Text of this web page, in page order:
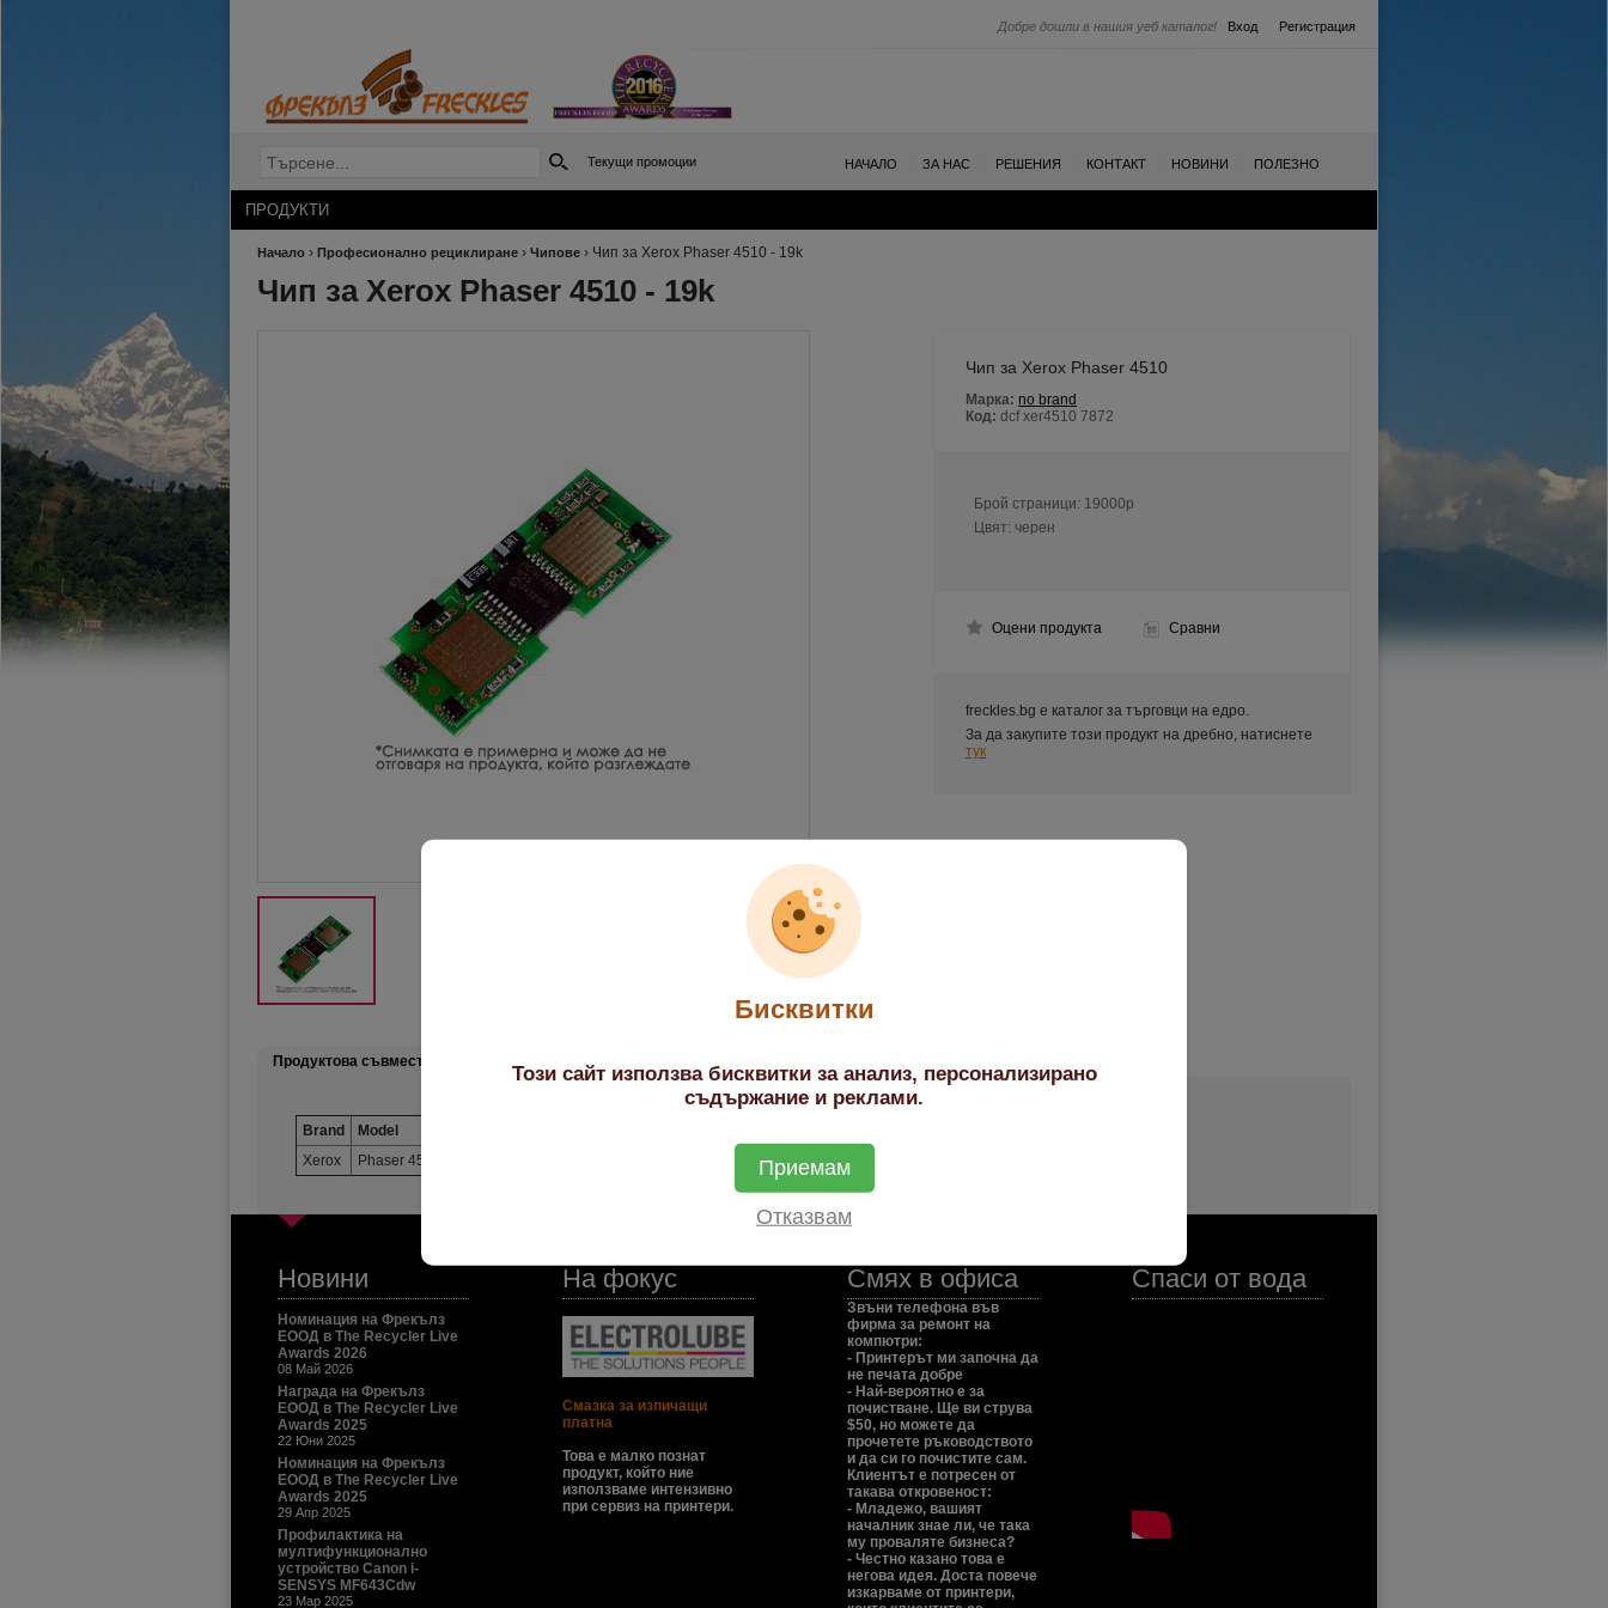
Вход Регистрация
Добре дошли в нашия уеб каталог!
Текущи промоции НАЧАЛО ЗА НАС РЕШЕНИЯ КОНТАКТ НОВИНИ ПОЛЕЗНО
ПРОДУКТИ
Начало › Професионално рециклиране › Чипове › Чип за Xerox Phaser 4510 - 19k
Чип за Xerox Phaser 4510 - 19k
Чип за Xerox Phaser 4510
Марка: no brand
Код: dcf xer4510 7872
Брой страници: 19000p
Цвят: черен
Оцени продукта Сравни
freckles.bg е каталог за търговци на едро.
За да закупите този продукт на дребно, натиснете
тук
Продуктова съвместимост
Brand Model
Xerox
Phaser 4510
Новини
Номинация на Фрекълз
ЕООД в The Recycler Live
Awards 2026
08 Май 2026
Награда на Фрекълз
ЕООД в The Recycler Live
Awards 2025
22 Юни 2025
Номинация на Фрекълз
ЕООД в The Recycler Live
Awards 2025
29 Апр 2025
Профилактика на
мултифункционално
устройство Canon i-
SENSYS MF643Cdw
23 Мар 2025
На фокус
Смазка за изпичащи
платна
Това е малко познат
продукт, който ние
използваме интензивно
при сервиз на принтери.
Смях в офиса
Звъни телефона във
фирма за ремонт на
компютри:
- Принтерът ми започна да
не печата добре
- Най-вероятно е за
почистване. Ще ви струва
$50, но можете да
прочетете ръководството
и да си го почистите сам.
Клиентът е потресен от
такава откровеност:
- Младежо, вашият
началник знае ли, че така
му проваляте бизнеса?
- Честно казано това е
негова идея. Доста повече
изкарваме от принтери,
Спаси от вода
Бисквитки
Този сайт използва бисквитки за анализ, персонализирано
съдържание и реклами.
Приемам
Отказвам